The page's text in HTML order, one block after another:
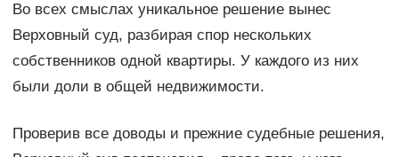
Во всех смыслах уникальное решение вынес
Верховный суд, разбирая спор нескольких
собственников одной квартиры. У каждого из них
были доли в общей недвижимости.
Проверив все доводы и прежние судебные решения,